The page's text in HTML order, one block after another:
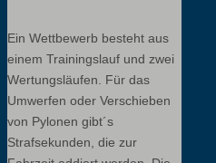
Ein Wettbewerb besteht aus
einem Trainingslauf und zwei
Wertungsläufen. Für das
Umwerfen oder Verschieben
von Pylonen gibt´s
Strafsekunden, die zur